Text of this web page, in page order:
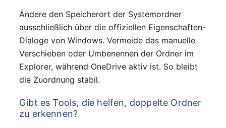
Ändere den Speicherort der Systemordner
ausschließlich über die offiziellen Eigenschaften-
Dialoge von Windows. Vermeide das manuelle
Verschieben oder Umbenennen der Ordner im
Explorer, während OneDrive aktiv ist. So bleibt
die Zuordnung stabil.
Gibt es Tools, die helfen, doppelte Ordner
zu erkennen?